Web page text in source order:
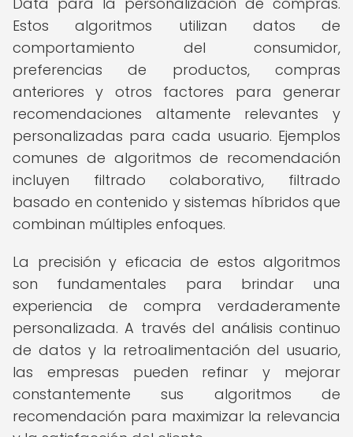
Estos algoritmos utilizan datos de
comportamiento del consumidor,
preferencias de productos, compras
anteriores y otros factores para generar
recomendaciones altamente relevantes y
personalizadas para cada usuario. Ejemplos
comunes de algoritmos de recomendación
incluyen filtrado colaborativo, filtrado
basado en contenido y sistemas híbridos que
combinan múltiples enfoques.
La precisión y eficacia de estos algoritmos
son fundamentales para brindar una
experiencia de compra verdaderamente
personalizada. A través del análisis continuo
de datos y la retroalimentación del usuario,
las empresas pueden refinar y mejorar
constantemente sus algoritmos de
recomendación para maximizar la relevancia